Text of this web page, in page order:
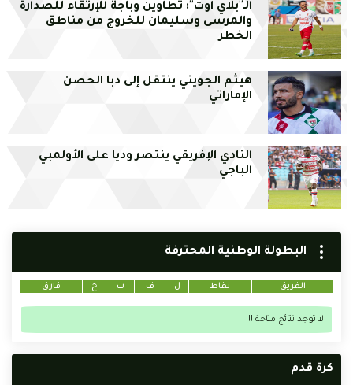
الـ''بلاي آوت'': تطاوين وباجة للإرتقاء للصدارة
والمرسى وسليمان للخروج من مناطق
الخطر
هيثم الجويني ينتقل إلى دبا الحصن
الإماراتي
النادي الإفريقي ينتصر وديا على الأولمبي
الباجي
البطولة الوطنية المحترفة
الفريق نقاط ل ف ت خ فارق
لا توجد نتائج متاحة !!
كرة قدم